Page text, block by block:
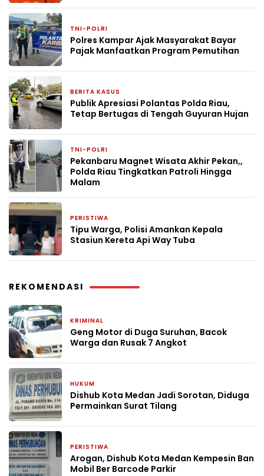
TNI-POLRI
Polres Kampar Ajak Masyarakat Bayar
Pajak Manfaatkan Program Pemutihan
BERITA KASUS
Publik Apresiasi Polantas Polda Riau,
Tetap Bertugas di Tengah Guyuran Hujan
TNI-POLRI
Pekanbaru Magnet Wisata Akhir Pekan,,
Polda Riau Tingkatkan Patroli Hingga
Malam
PERISTIWA
Tipu Warga, Polisi Amankan Kepala
Stasiun Kereta Api Way Tuba
REKOMENDASI
KRIMINAL
Geng Motor di Duga Suruhan, Bacok
Warga dan Rusak 7 Angkot
HUKUM
Dishub Kota Medan Jadi Sorotan, Diduga
Permainkan Surat Tilang
PERISTIWA
Arogan, Dishub Kota Medan Kempesin Ban
Mobil Ber Barcode Parkir